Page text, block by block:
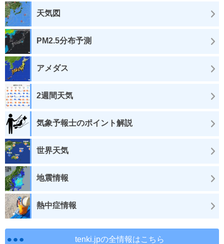
天気図
PM2.5分布予測
アメダス
2週間天気
気象予報士のポイント解説
世界天気
地震情報
熱中症情報
tenki.jpの全情報はこちら